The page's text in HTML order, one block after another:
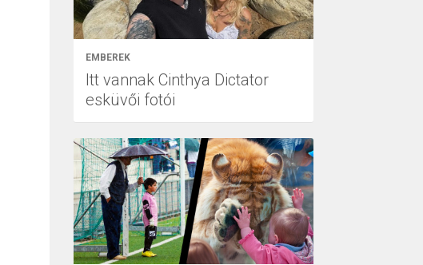
EMBEREK
Itt vannak Cinthya Dictator
esküvői fotói